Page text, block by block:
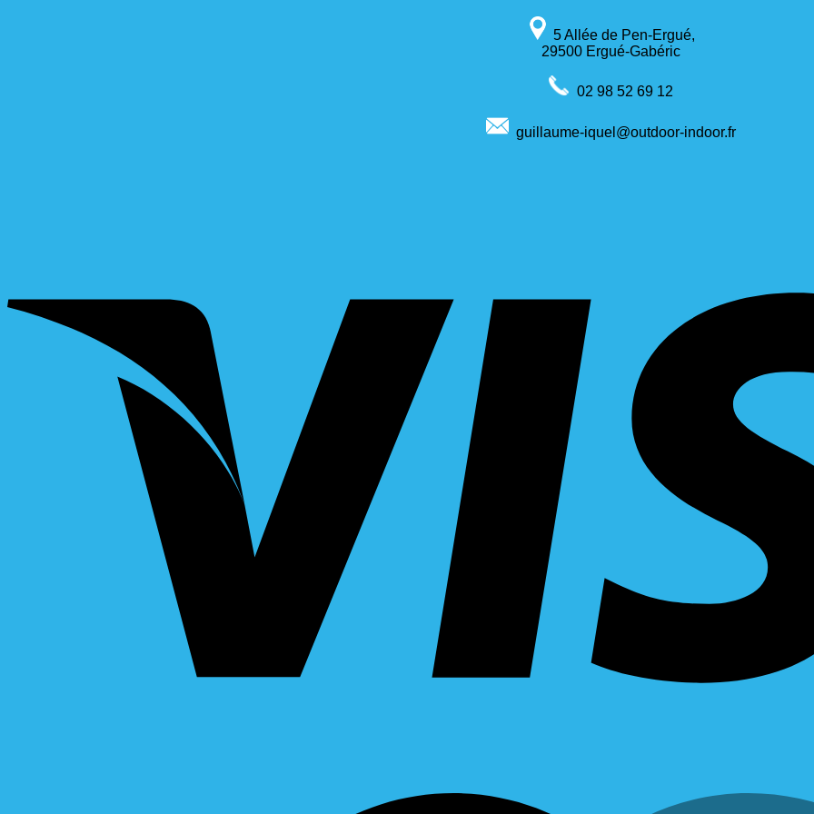
5 Allée de Pen-Ergué,
29500 Ergué-Gabéric
02 98 52 69 12
guillaume-iquel@outdoor-indoor.fr